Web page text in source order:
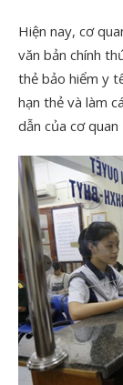
Hiện nay, cơ
văn bản chính
thẻ bảo hiểm y
hạn thẻ và làm
dẫn của cơ